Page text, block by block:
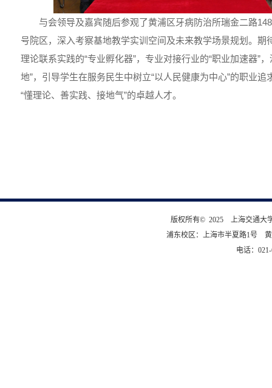
版权所有© 2025 上海交通大
浦东校区：上海市半夏路1号
电话：
与会领导及嘉宾随后参观了黄浦区牙病防治所瑞金二路
号院区，深入考察基地教学实训空间及未来教学场景规划。期
理论联系实践的“专业孵化器”，专业对接行业的“职业加速器”
地”，引导学生在服务民生中树立“以人民健康为中心”的职业
“懂理论、善实践、接地气”的卓越人才。